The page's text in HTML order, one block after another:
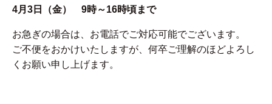
4月3日（金） 9時～16時頃まで
お急ぎの場合は、お電話でご対応可能でございます。
ご不便をおかけいたしますが、何卒ご理解のほどよろし
くお願い申し上げます。